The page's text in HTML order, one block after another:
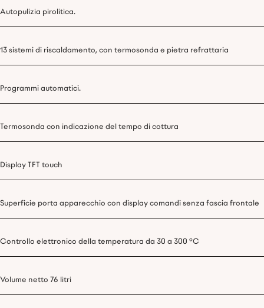
Autopulizia pirolitica.
13 sistemi di riscaldamento, con termosonda e pietra refrattaria
Programmi automatici.
Termosonda con indicazione del tempo di cottura
Display TFT touch
Superficie porta apparecchio con display comandi senza fascia frontale
Controllo elettronico della temperatura da 30 a 300 °C
Volume netto 76 litri